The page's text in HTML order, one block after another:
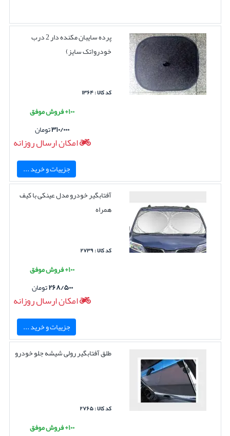
پرده سایبان مکنده دار 2 درب
خودرو(تک سایز)
کد کالا : ۱۳۶۴
۱۰۰+ فروش موفق
۳۱۰/۰۰۰تومان
امکان ارسال روزانه
جزییات و خرید ...
آفتابگیر خودرو مدل عینکی با کیف
همراه
کد کالا : ۲۷۳۹
۱۰۰+ فروش موفق
۲۶۸/۵۰۰تومان
امکان ارسال روزانه
جزییات و خرید ...
طلق آفتابگیر رولی شیشه جلو خودرو
کد کالا : ۲۷۶۵
۱۰۰+ فروش موفق